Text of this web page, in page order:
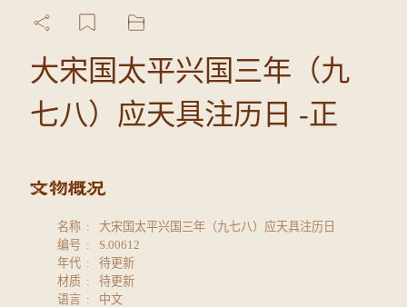
大宋国太平兴国三年（九
七八）应天具注历日 -正
名称
大宋国太平兴国三年（九七八）应天具注历日
编号
S.00612
年代
待更新
材质
待更新
语言
中文